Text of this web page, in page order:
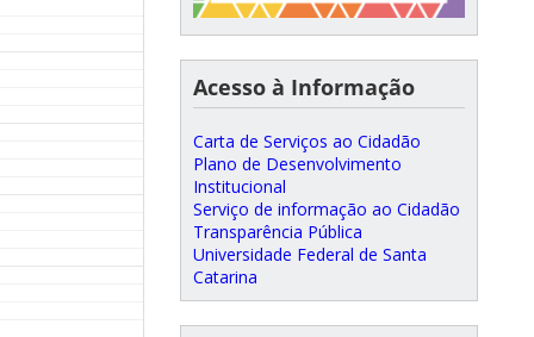
Acesso à Informação
Carta de Serviços ao Cidadão
Plano de Desenvolvimento
Institucional
Serviço de informação ao Cidadão
Transparência Pública
Universidade Federal de Santa
Catarina